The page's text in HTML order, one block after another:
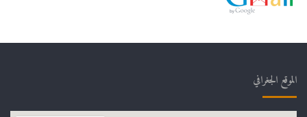
الموقع الجغرافي